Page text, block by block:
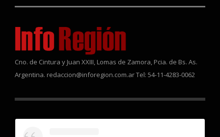
Cno. de Cintura y Juan XXIII, Lomas de Zamora, Pcia. de Bs. As.
Argentina. redaccion@inforegion.com.ar Tel: 54-11-4283-0062